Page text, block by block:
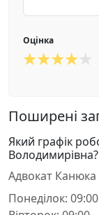
Оцінка
Поширені
Який графік
Володимирівна?
Адвокат
Понеділок: